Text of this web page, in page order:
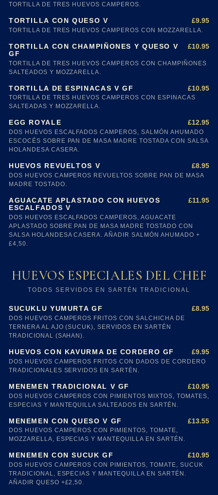
TORTILLA DE TRES HUEVOS CAMPEROS.
TORTILLA CON QUESO V £9.95
TORTILLA DE TRES HUEVOS CAMPEROS CON MOZZARELLA.
TORTILLA CON CHAMPIÑONES Y QUESO V
GF
£10.95
TORTILLA DE TRES HUEVOS CAMPEROS CON CHAMPIÑONES
SALTEADOS Y MOZZARELLA.
TORTILLA DE ESPINACAS V GF £10.95
TORTILLA DE TRES HUEVOS CAMPEROS CON ESPINACAS
SALTEADAS Y MOZZARELLA.
EGG ROYALE £12.95
DOS HUEVOS ESCALFADOS CAMPEROS, SALMÓN AHUMADO
ESCOCÉS SOBRE PAN DE MASA MADRE TOSTADA CON SALSA
HOLANDESA CASERA.
HUEVOS REVUELTOS V £8.95
DOS HUEVOS CAMPEROS REVUELTOS SOBRE PAN DE MASA
MADRE TOSTADO.
AGUACATE APLASTADO CON HUEVOS
ESCALFADOS V
£11.95
DOS HUEVOS ESCALFADOS CAMPEROS, AGUACATE
APLASTADO SOBRE PAN DE MASA MADRE TOSTADO CON
SALSA HOLANDESA CASERA. AÑADIR SALMÓN AHUMADO +
£4,50.
HUEVOS ESPECIALES DEL CHEF
TODOS SERVIDOS EN SARTÉN TRADICIONAL
SUCUKLU YUMURTA GF £8.95
DOS HUEVOS CAMPEROS FRITOS CON SALCHICHA DE
TERNERA AL AJO (SUCUK), SERVIDOS EN SARTÉN
TRADICIONAL (SAHAN).
HUEVOS CON KAVURMA DE CORDERO GF £9.95
DOS HUEVOS CAMPEROS FRITOS CON DADOS DE CORDERO
TRADICIONALES SERVIDOS EN SARTÉN.
MENEMEN TRADICIONAL V GF £10.95
DOS HUEVOS CAMPEROS CON PIMIENTOS MIXTOS, TOMATES,
ESPECIAS Y MANTEQUILLA SALTEADOS EN SARTÉN.
MENEMEN CON QUESO V GF £13.55
DOS HUEVOS CAMPEROS CON PIMIENTOS, TOMATE,
MOZZARELLA, ESPECIAS Y MANTEQUILLA EN SARTÉN.
MENEMEN CON SUCUK GF £10.95
DOS HUEVOS CAMPEROS CON PIMIENTOS, TOMATE, SUCUK
TRADICIONAL, ESPECIAS Y MANTEQUILLA EN SARTÉN.
AÑADIR QUESO +£2,50.